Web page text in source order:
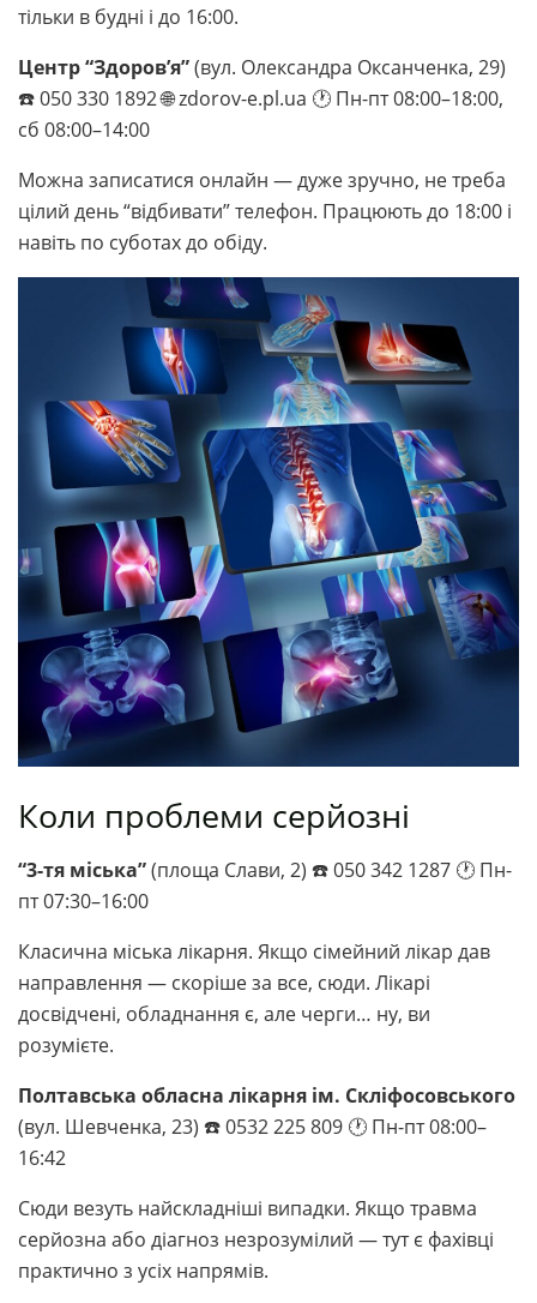
тільки в будні і до 16:00.
Центр “Здоров’я”(вул. Олександра Оксанченка, 29)
☎️ 050 330 1892 🌐 zdorov-e.pl.ua 🕐 Пн-пт 08:00–18:00,
сб 08:00–14:00
Можна записатися онлайн — дуже зручно, не треба
цілий день “відбивати” телефон. Працюють до 18:00 і
навіть по суботах до обіду.
Коли проблеми серйозні
“3-тя міська”(площа Слави, 2) ☎️ 050 342 1287 🕐 Пн-
пт 07:30–16:00
Класична міська лікарня. Якщо сімейний лікар дав
направлення — скоріше за все, сюди. Лікарі
досвідчені, обладнання є, але черги… ну, ви
розумієте.
Полтавська обласна лікарня ім. Скліфосовського
(вул. Шевченка, 23) ☎️ 0532 225 809 🕐 Пн-пт 08:00–
16:42
Сюди везуть найскладніші випадки. Якщо травма
серйозна або діагноз незрозумілий — тут є фахівці
практично з усіх напрямів.